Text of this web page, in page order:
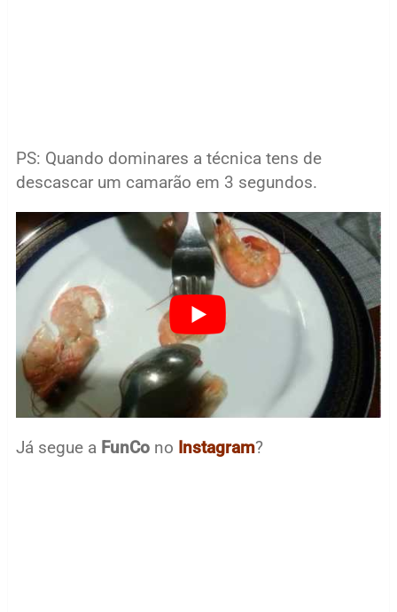
PS: Quando dominares a técnica tens de
descascar um camarão em 3 segundos.
Já segue a FunCono Instagram?